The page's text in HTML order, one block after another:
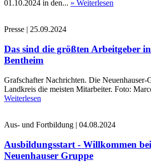
01.10.2024 in den... » Weiterlesen
Presse | 25.09.2024
Das sind die größten Arbeitgeber
Bentheim
Grafschafter Nachrichten. Die Neuenhauser-
Landkreis die meisten Mitarbeiter. Foto:
Weiterlesen
Aus- und Fortbildung | 04.08.2024
Ausbildungsstart - Willkommen
Neuenhauser Gruppe